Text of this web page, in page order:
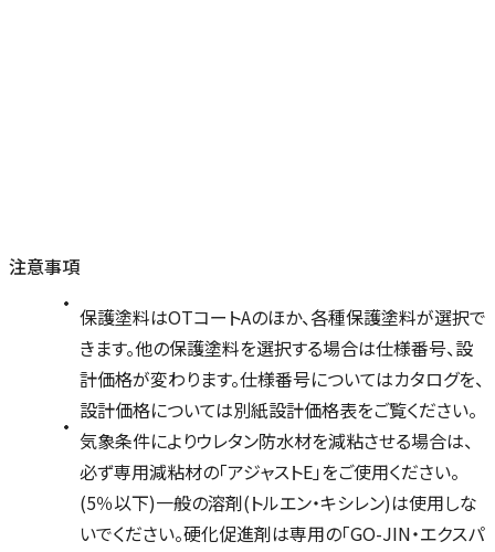
注意事項
保護塗料はOTコートAのほか、各種保護塗料が選択で
きます。他の保護塗料を選択する場合は仕様番号、設
計価格が変わります。仕様番号についてはカタログを、
設計価格については別紙設計価格表をご覧ください。
気象条件によりウレタン防水材を減粘させる場合は、
必ず専用減粘材の「アジャストE」をご使用ください。
(5％以下)一般の溶剤(トルエン・キシレン)は使用しな
いでください。硬化促進剤は専用の「GO-JIN・エクスパ